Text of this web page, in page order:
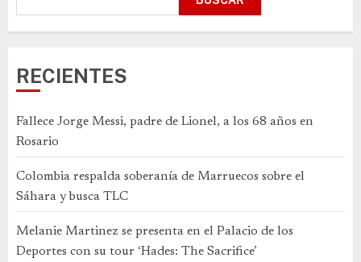
RECIENTES
Fallece Jorge Messi, padre de Lionel, a los 68 años en
Rosario
Colombia respalda soberanía de Marruecos sobre el
Sáhara y busca TLC
Melanie Martinez se presenta en el Palacio de los
Deportes con su tour ‘Hades: The Sacrifice’